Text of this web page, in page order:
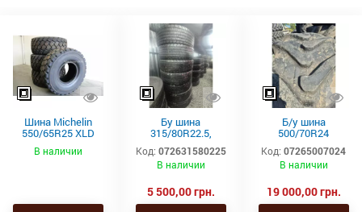
Шина Michelin
550/65R25 XLD
182A2 L3 TL
В наличии
Бу шина
315/80R22.5,
315/80Р22.5,
315х80R22.5,
315.80R22.5
ведущая
Код: 072631580225
В наличии
5 500,00 грн.
Б/у шина
500/70R24
(19.5L24)
Trelleborg
Код: 07265007024
В наличии
19 000,00 грн.